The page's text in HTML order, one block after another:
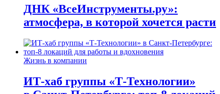
ДНК «ВсеИнструменты.ру»:
атмосфера, в которой хочется расти
Жизнь в компании
ИТ-хаб группы «Т-Технологии»